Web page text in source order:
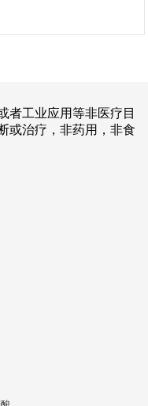
者工业应用等非医疗目
或治疗，非药用，非食